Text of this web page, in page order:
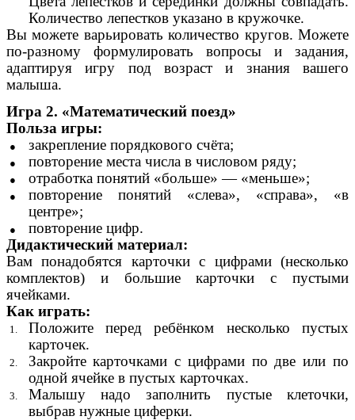
Количество лепестков указано в кружочке.
Вы можете варьировать количество кругов. Можете
по-разному формулировать вопросы и задания,
адаптируя игру под возраст и знания вашего
малыша.
Игра 2. «Математический поезд»
Польза игры:
закрепление порядкового счёта;
повторение места числа в числовом ряду;
отработка понятий «больше» — «меньше»;
повторение понятий «слева», «справа», «в
центре»;
повторение цифр.
Дидактический материал:
Вам понадобятся карточки с цифрами (несколько
комплектов) и большие карточки с пустыми
ячейками.
Как играть:
Положите перед ребёнком несколько пустых
карточек.
Закройте карточками с цифрами по две или по
одной ячейке в пустых карточках.
Малышу надо заполнить пустые клеточки,
выбрав нужные циферки.